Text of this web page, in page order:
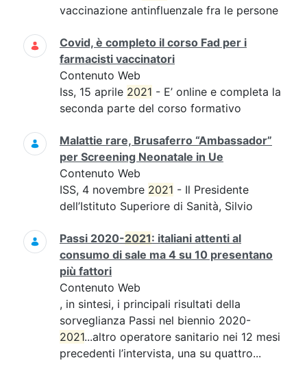
vaccinazione antinfluenzale fra le persone
Covid, è completo il corso Fad per i
farmacisti vaccinatori
Contenuto Web
Iss, 15 aprile 2021 - E’ online e completa la
seconda parte del corso formativo
Malattie rare, Brusaferro “Ambassador”
per Screening Neonatale in Ue
Contenuto Web
ISS, 4 novembre 2021 - Il Presidente
dell’Istituto Superiore di Sanità, Silvio
Passi 2020-2021: italiani attenti al
consumo di sale ma 4 su 10 presentano
più fattori
Contenuto Web
, in sintesi, i principali risultati della
sorveglianza Passi nel biennio 2020-
2021...altro operatore sanitario nei 12 mesi
precedenti l’intervista, una su quattro...